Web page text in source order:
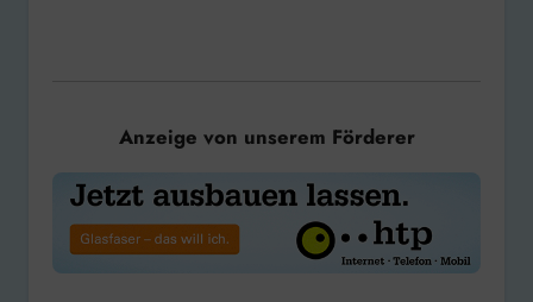
Anzeige von unserem Förderer